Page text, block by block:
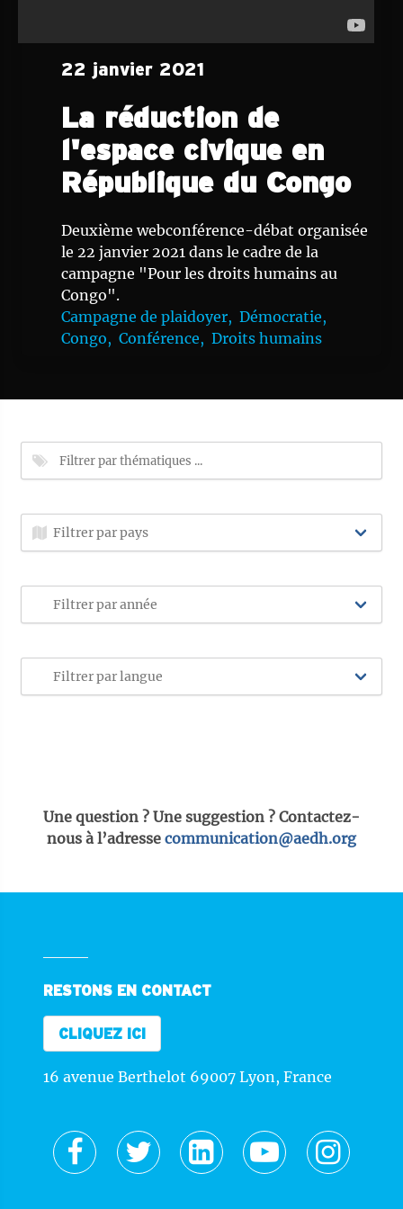
22 janvier 2021
La réduction de
l'espace civique en
République du Congo
Deuxième webconférence-débat organisée
le 22 janvier 2021 dans le cadre de la
campagne "Pour les droits humains au
Congo".
Campagne de plaidoyer, Démocratie,
Congo, Conférence, Droits humains
Une question ? Une suggestion ? Contactez-
nous à l’adresse communication@aedh.org
RESTONS EN CONTACT
CLIQUEZ ICI
16 avenue Berthelot 69007 Lyon, France